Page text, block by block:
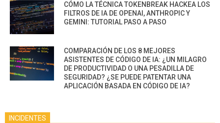
CÓMO LA TÉCNICA TOKENBREAK HACKEA LOS
FILTROS DE IA DE OPENAI, ANTHROPIC Y
GEMINI: TUTORIAL PASO A PASO
COMPARACIÓN DE LOS 8 MEJORES
ASISTENTES DE CÓDIGO DE IA: ¿UN MILAGRO
DE PRODUCTIVIDAD O UNA PESADILLA DE
SEGURIDAD? ¿SE PUEDE PATENTAR UNA
APLICACIÓN BASADA EN CÓDIGO DE IA?
INCIDENTES